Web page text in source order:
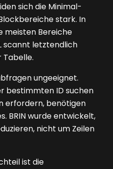
sich die Minimal-
stark. In
meisten Bereiche
scannt letztendlich
Tabelle.
ungeeignet.
bestimmten ID suchen
erfordern, benötigen
BRIN wurde entwickelt,
nicht um Zeilen
ist die